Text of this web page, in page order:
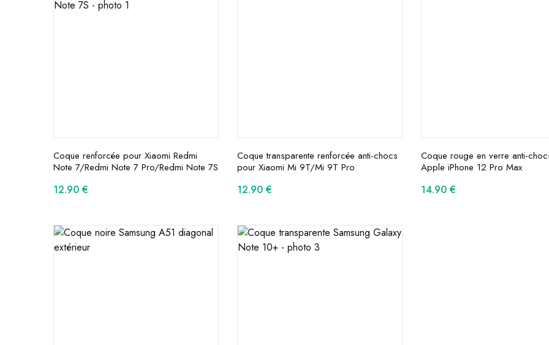
Coque renforcée pour Xiaomi Redmi
Note 7/Redmi Note 7 Pro/Redmi Note 7S
12.90 €
Coque transparente renforcée anti-chocs
pour Xiaomi Mi 9T/Mi 9T Pro
12.90 €
Coque rouge en verre anti-
Apple iPhone 12 Pro Max
14.90 €